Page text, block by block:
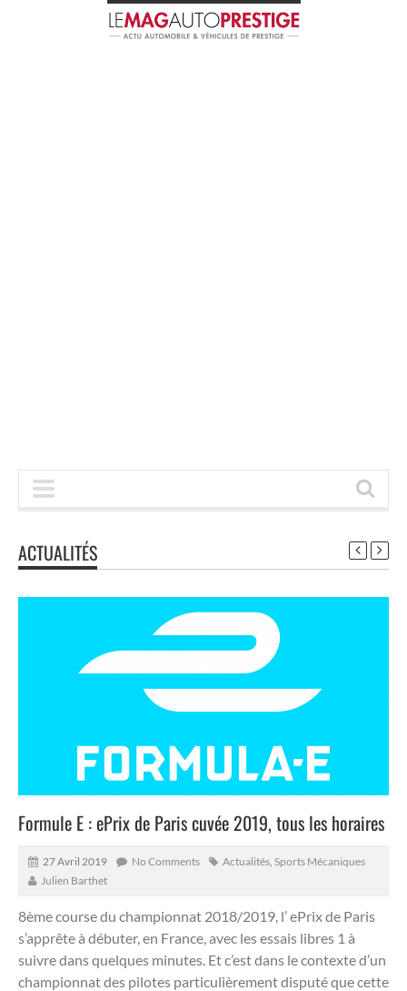
ACTUALITÉS
Formule E : ePrix de Paris cuvée 2019, tous les horaires
27 Avril 2019 No Comments Actualités Sports Mécaniques
Julien Barthet
8ème course du championnat 2018/2019, l’ ePrix de Paris
s’apprête à débuter, en France, avec les essais libres 1 à
suivre dans quelques minutes. Et c’est dans le contexte d’un
championnat des pilotes particulièrement disputé que cette